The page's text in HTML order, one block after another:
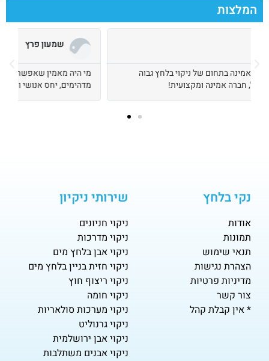
המלצות
מי היה מאמין שאפשר למצוא מישהו אמין בתחום הזה!? פשוט
מדהימים, יחס אנושי ועבודה מקצועית מאוד
נקי בלחץ
אודות
תמונות
תנאי שימוש
הצהרת נגישות
מדיניות פרטיות
צור קשר
* אין קבלת קהל
שירותי ניקיון
ניקוי חניונים
ניקוי מדרכות
ניקוי אבן בלחץ מים
ניקוי חזית בניין בלחץ מים
ניקוי ריצוף חוץ
ניקוי חומה
ניקוי מערכות סולאריות
ניקוי גרנוליט
ניקוי אבן ירושלמית
ניקוי אבנים משתלבות